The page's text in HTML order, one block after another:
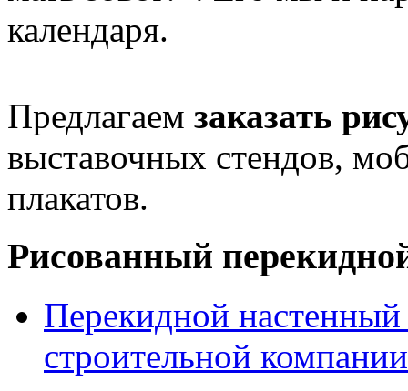
календаря.
Предлагаем заказать
выставочных стендов,
плакатов.
Рисованный
Перекидной
строительной компании